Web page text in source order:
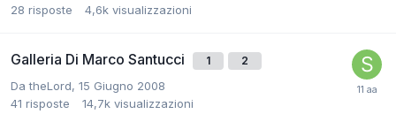
28 risposte 4,6k visualizzazioni
Galleria Di Marco Santucci 1 2
DatheLord, 15 Giugno 2008
41 risposte 14,7k visualizzazioni